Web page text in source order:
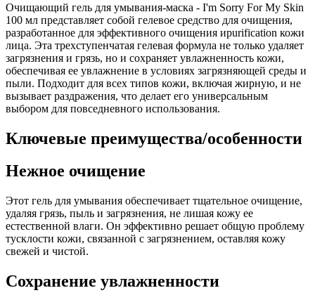
Очищающий гель для умывания-маска - I'm Sorry For My Skin
100 мл представляет собой гелевое средство для очищения,
разработанное для эффективного очищения иpurification кожи
лица. Эта трехступенчатая гелевая формула не только удаляет
загрязнения и грязь, но и сохраняет увлажненность кожи,
обеспечивая ее увлажнение в условиях загрязняющей среды и
пыли. Подходит для всех типов кожи, включая жирную, и не
вызывает раздражения, что делает его универсальным
выбором для повседневного использования.
Ключевые преимущества/особенности
Нежное очищение
Этот гель для умывания обеспечивает тщательное очищение,
удаляя грязь, пыль и загрязнения, не лишая кожу ее
естественной влаги. Он эффективно решает общую проблему
тусклости кожи, связанной с загрязнением, оставляя кожу
свежей и чистой.
Сохранение увлажненности